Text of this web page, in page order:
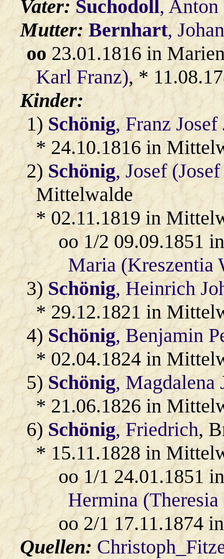
Vater:Suchodoll, Anton
Mutter:Bernhart,
oo23.01.1816 in
Karl Franz), *
Kinder:
1)Schönig, Franz Josef
* 24.10.1816 in
2)Schönig, Josef
Mittelwalde
* 02.11.1819 in
oo 1/2 09.09.1851
Maria (Kreszentia
3)Schönig, Heinrich
* 29.12.1821 in
4)Schönig, Benjamin
* 02.04.1824 in
5)Schönig, Magdalena
* 21.06.1826 in
6)Schönig, Friedrich,
* 15.11.1828 in
oo 1/1 24.01.1851
Hermina
oo 2/1 17.11.1874
Quellen: